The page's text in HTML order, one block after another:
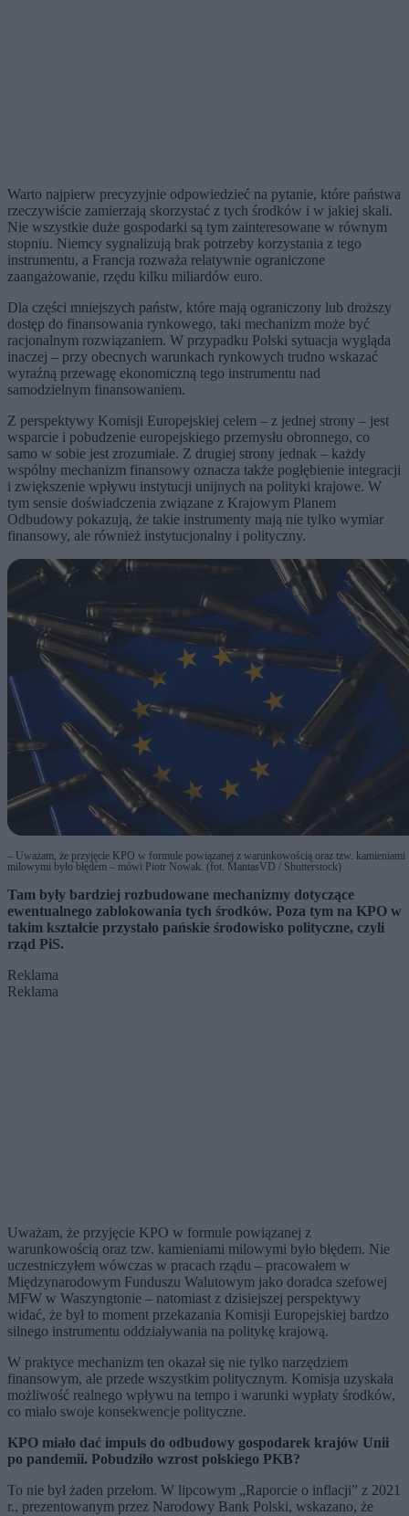
Warto najpierw precyzyjnie odpowiedzieć na pytanie, które państwa
rzeczywiście zamierzają skorzystać z tych środków i w jakiej skali.
Nie wszystkie duże gospodarki są tym zainteresowane w równym
stopniu. Niemcy sygnalizują brak potrzeby korzystania z tego
instrumentu, a Francja rozważa relatywnie ograniczone
zaangażowanie, rzędu kilku miliardów euro.
Dla części mniejszych państw, które mają ograniczony lub droższy
dostęp do finansowania rynkowego, taki mechanizm może być
racjonalnym rozwiązaniem. W przypadku Polski sytuacja wygląda
inaczej – przy obecnych warunkach rynkowych trudno wskazać
wyraźną przewagę ekonomiczną tego instrumentu nad
samodzielnym finansowaniem.
Z perspektywy Komisji Europejskiej celem – z jednej strony – jest
wsparcie i pobudzenie europejskiego przemysłu obronnego, co
samo w sobie jest zrozumiałe. Z drugiej strony jednak – każdy
wspólny mechanizm finansowy oznacza także pogłębienie integracji
i zwiększenie wpływu instytucji unijnych na polityki krajowe. W
tym sensie doświadczenia związane z Krajowym Planem
Odbudowy pokazują, że takie instrumenty mają nie tylko wymiar
finansowy, ale również instytucjonalny i polityczny.
– Uważam, że przyjęcie KPO w formule powiązanej z warunkowością oraz tzw. kamieniami
milowymi było błędem – mówi Piotr Nowak. (fot. MantasVD / Shutterstock)
Tam były bardziej rozbudowane mechanizmy dotyczące
ewentualnego zablokowania tych środków. Poza tym na KPO w
takim kształcie przystało pańskie środowisko polityczne, czyli
rząd PiS.
Reklama
Reklama
Uważam, że przyjęcie KPO w formule powiązanej z
warunkowością oraz tzw. kamieniami milowymi było błędem. Nie
uczestniczyłem wówczas w pracach rządu – pracowałem w
Międzynarodowym Funduszu Walutowym jako doradca szefowej
MFW w Waszyngtonie – natomiast z dzisiejszej perspektywy
widać, że był to moment przekazania Komisji Europejskiej bardzo
silnego instrumentu oddziaływania na politykę krajową.
W praktyce mechanizm ten okazał się nie tylko narzędziem
finansowym, ale przede wszystkim politycznym. Komisja uzyskała
możliwość realnego wpływu na tempo i warunki wypłaty środków,
co miało swoje konsekwencje polityczne.
KPO miało dać impuls do odbudowy gospodarek krajów Unii
po pandemii. Pobudziło wzrost polskiego PKB?
To nie był żaden przełom. W lipcowym „Raporcie o inflacji” z 2021
r., prezentowanym przez Narodowy Bank Polski, wskazano, że